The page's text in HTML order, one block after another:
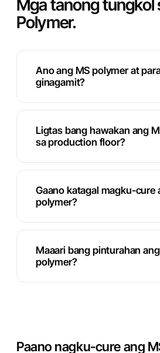
Mga tanong tungkol
Polymer.
Ano ang MS polymer at
ginagamit?
Ligtas bang hawakan ang
sa production floor?
Gaano katagal magku-cure
polymer?
Maaari bang pinturahan
polymer?
Paano nagku-cure ang